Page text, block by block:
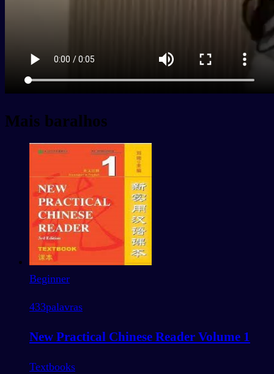
Mais baralhos
Beginner
433palavras
New Practical Chinese Reader Volume 1
Textbooks